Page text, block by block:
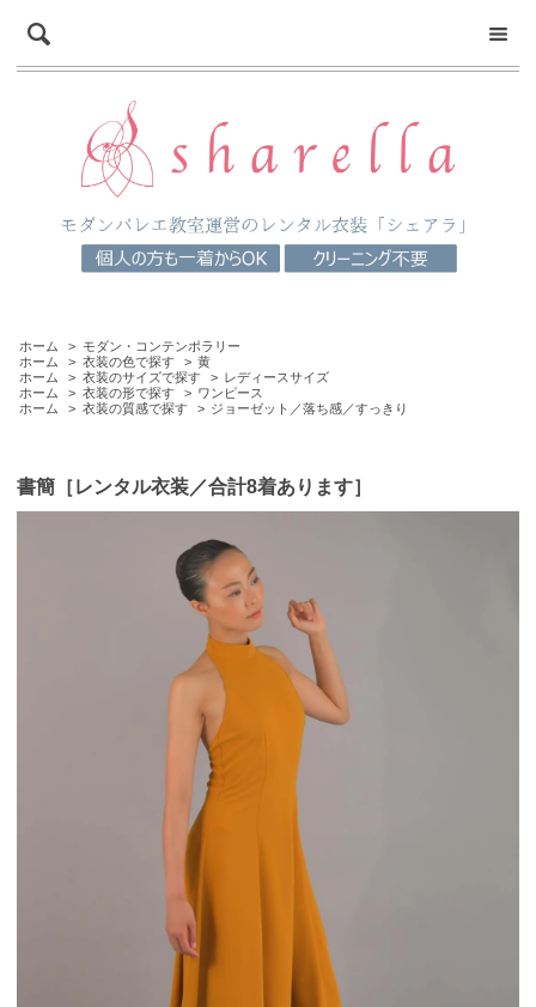
ホーム > モダン・コンテンポラリー
ホーム
> 衣装の色で探す > 黄
ホーム
> 衣装のサイズで探す > レディースサイズ
ホーム
> 衣装の形で探す > ワンピース
ホーム
> 衣装の質感で探す > ジョーゼット／落ち感／すっきり
書簡［レンタル衣装／合計8着あります］